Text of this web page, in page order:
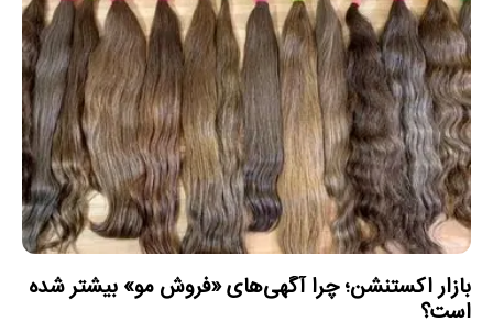
بازار اکستنشن؛ چرا آگهی‌های «فروش مو» بیشتر شده
است؟